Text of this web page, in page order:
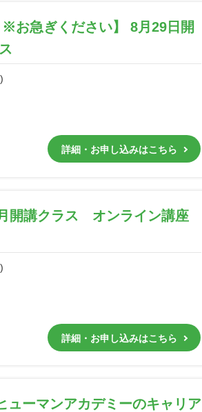
※お急ぎください】 8月29日開
詳細・お申し込みはこちら
開講クラス オンライン講座
詳細・お申し込みはこちら
ューマンアカデミーのキャリア